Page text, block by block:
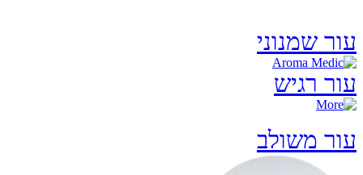
עור שמנוני
עור רגיש
עור משולב